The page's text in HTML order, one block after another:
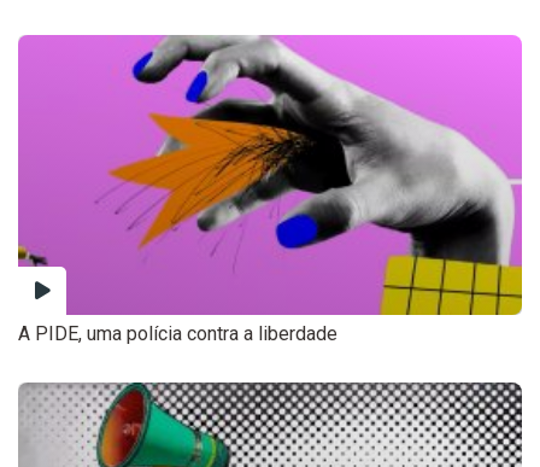
A PIDE, uma polícia contra a liberdade